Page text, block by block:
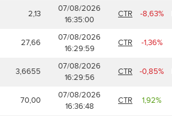
2,13
07/08/2026
16:35:00
CTR -8,63%
27,66
07/08/2026
16:29:59
CTR -1,36%
3,6655
07/08/2026
16:29:56
CTR -0,85%
70,00
07/08/2026
16:36:48
CTR 1,92%